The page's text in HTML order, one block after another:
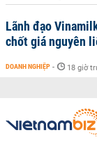
Lãnh đạo
chốt giá nguyên
DOANH NGHIỆP - 18 giờ